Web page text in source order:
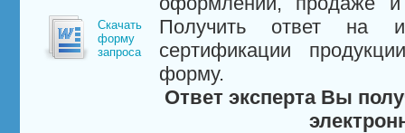
Скачать
форму
запроса
Получить ответ на
сертификации
форму.
Ответ эксперта Вы